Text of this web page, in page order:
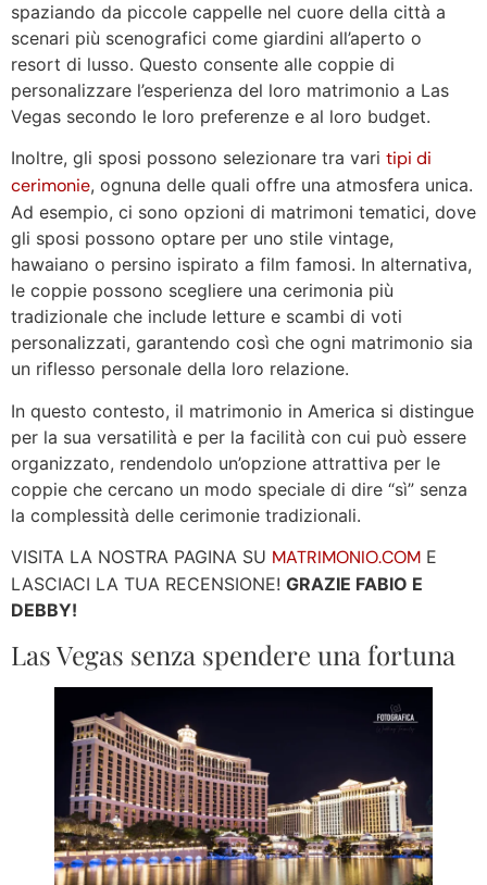
spaziando da piccole cappelle nel cuore della città a
scenari più scenografici come giardini all’aperto o
resort di lusso. Questo consente alle coppie di
personalizzare l’esperienza del loro matrimonio a Las
Vegas secondo le loro preferenze e al loro budget.
Inoltre, gli sposi possono selezionare tra vari tipi di
cerimonie, ognuna delle quali offre una atmosfera unica.
Ad esempio, ci sono opzioni di matrimoni tematici, dove
gli sposi possono optare per uno stile vintage,
hawaiano o persino ispirato a film famosi. In alternativa,
le coppie possono scegliere una cerimonia più
tradizionale che include letture e scambi di voti
personalizzati, garantendo così che ogni matrimonio sia
un riflesso personale della loro relazione.
In questo contesto, il matrimonio in America si distingue
per la sua versatilità e per la facilità con cui può essere
organizzato, rendendolo un’opzione attrattiva per le
coppie che cercano un modo speciale di dire “sì” senza
la complessità delle cerimonie tradizionali.
VISITA LA NOSTRA PAGINA SU MATRIMONIO.COM E
LASCIACI LA TUA RECENSIONE! GRAZIE FABIO E
DEBBY!
Las Vegas senza spendere una fortuna